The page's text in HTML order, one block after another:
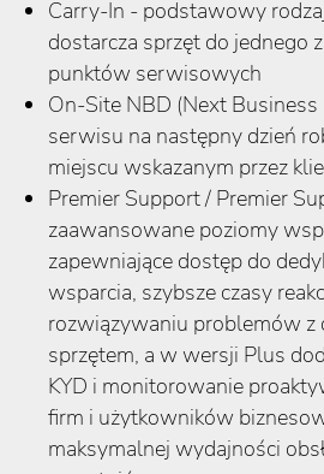
Carry-In - podstawowy
dostarcza sprzęt do jednego
punktów serwisowych
On-Site NBD (Next Business
serwisu na następny dzień
miejscu wskazanym przez
Premier Support / Premier
zaawansowane poziomy
zapewniające dostęp do
wsparcia, szybsze czasy
rozwiązywaniu problemów z
sprzętem, a w wersji Plus
KYD i monitorowanie
firm i użytkowników
maksymalnej wydajności